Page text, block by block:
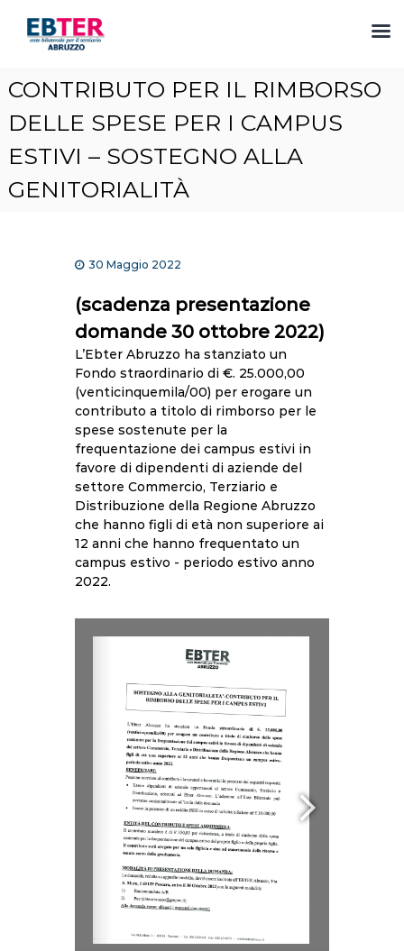
CONTRIBUTO PER IL RIMBORSO
DELLE SPESE PER I CAMPUS
ESTIVI – SOSTEGNO ALLA
GENITORIALITÀ
30 Maggio 2022
(scadenza presentazione
domande 30 ottobre 2022)
L’Ebter Abruzzo ha stanziato un
Fondo straordinario di €. 25.000,00
(venticinquemila/00) per erogare un
contributo a titolo di rimborso per le
spese sostenute per la
frequentazione dei campus estivi in
favore di dipendenti di aziende del
settore Commercio, Terziario e
Distribuzione della Regione Abruzzo
che hanno figli di età non superiore ai
12 anni che hanno frequentato un
campus estivo - periodo estivo anno
2022.